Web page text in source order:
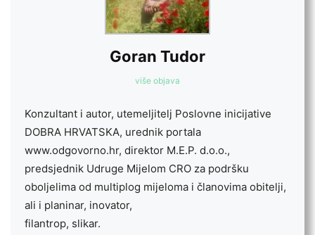
Goran Tudor
više objava
Konzultant i autor, utemeljitelj Poslovne inicijative
DOBRA HRVATSKA, urednik portala
www.odgovorno.hr, direktor M.E.P. d.o.o.,
predsjednik Udruge Mijelom CRO za podršku
oboljelima od multiplog mijeloma i članovima obitelji,
ali i planinar, inovator,
filantrop, slikar.